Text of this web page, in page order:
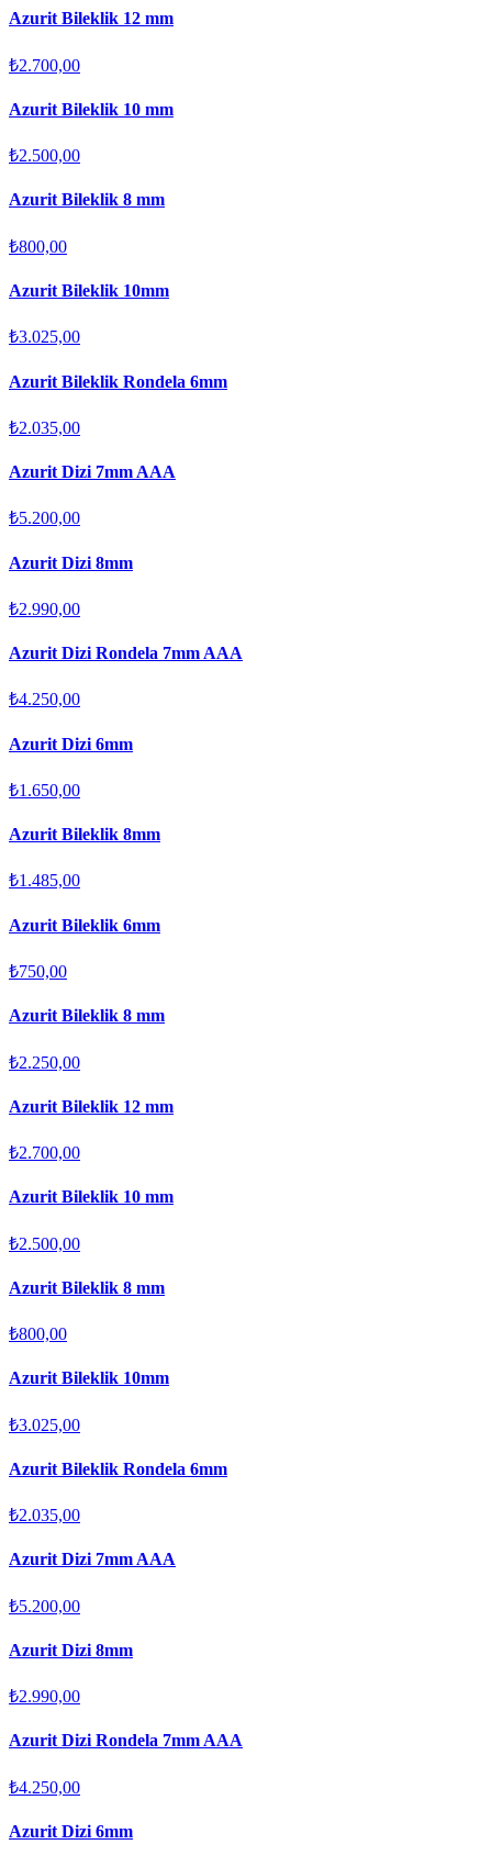
Azurit Bileklik 12 mm
₺2.700,00
Azurit Bileklik 10 mm
₺2.500,00
Azurit Bileklik 8 mm
₺800,00
Azurit Bileklik 10mm
₺3.025,00
Azurit Bileklik Rondela 6mm
₺2.035,00
Azurit Dizi 7mm AAA
₺5.200,00
Azurit Dizi 8mm
₺2.990,00
Azurit Dizi Rondela 7mm AAA
₺4.250,00
Azurit Dizi 6mm
₺1.650,00
Azurit Bileklik 8mm
₺1.485,00
Azurit Bileklik 6mm
₺750,00
Azurit Bileklik 8 mm
₺2.250,00
Azurit Bileklik 12 mm
₺2.700,00
Azurit Bileklik 10 mm
₺2.500,00
Azurit Bileklik 8 mm
₺800,00
Azurit Bileklik 10mm
₺3.025,00
Azurit Bileklik Rondela 6mm
₺2.035,00
Azurit Dizi 7mm AAA
₺5.200,00
Azurit Dizi 8mm
₺2.990,00
Azurit Dizi Rondela 7mm AAA
₺4.250,00
Azurit Dizi 6mm